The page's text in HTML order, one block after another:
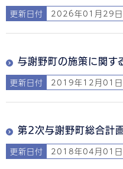
更新日付 2026年01月29
与謝野町の施策に関す
更新日付 2019年12月01
第2次与謝野町総合計
更新日付 2018年04月01